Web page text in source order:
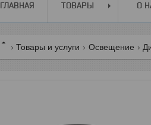
ГЛАВНАЯ ТОВАРЫ О
Товары и услуги Освещение